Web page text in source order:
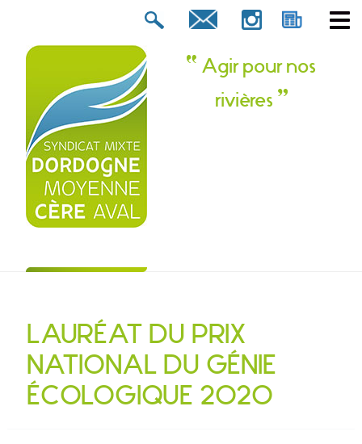
Agir pour nos
rivières
Rechercher :
LAURÉAT DU PRIX
NATIONAL DU GÉNIE
ÉCOLOGIQUE 2020